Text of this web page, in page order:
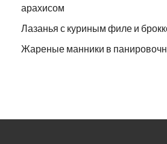
арахисом
Лазанья с куриным филе и
Жареные манники в